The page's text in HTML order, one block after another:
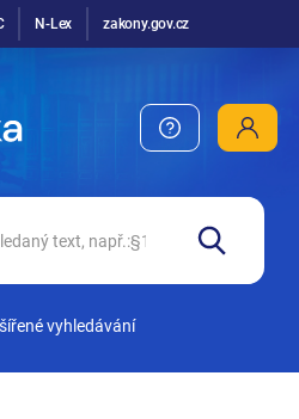
N-Lex zakony.gov.cz
vyhledávání